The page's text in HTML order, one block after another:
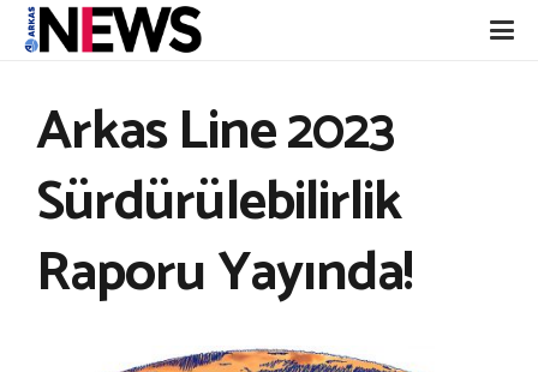
Arkas Line 2023
Sürdürülebilirlik
Raporu Yayında!